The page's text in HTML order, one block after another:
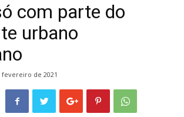
com parte do
urbano
fevereiro de 2021